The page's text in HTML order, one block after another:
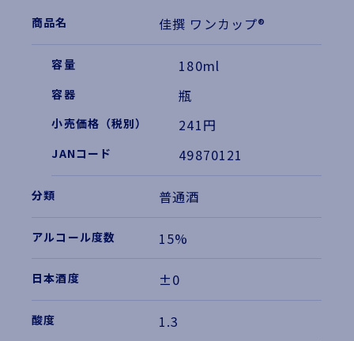
佳撰 ワンカップ®
180ml
瓶
241円
49870121
普通酒
15%
±0
1.3